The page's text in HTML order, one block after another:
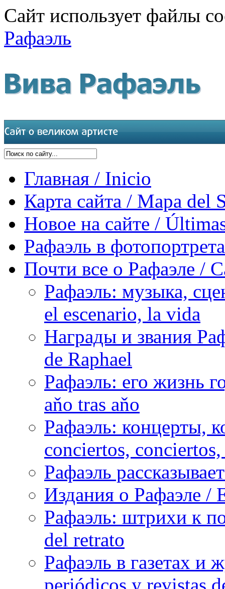
Сайт использует файлы
Рафаэль
Главная / Inicio
Карта сайта / Mapa del
Новое на сайте /
Рафаэль в
Почти все о Рафаэле /
Рафаэль: музыка,
el escenario, la vida
Награды и звания
de Raphael
Рафаэль: его жизнь
aňo tras aňo
Рафаэль: концерты,
conciertos,
Рафаэль
Издания о Рафаэле /
Рафаэль: штрихи к
del retrato
Рафаэль в газетах и